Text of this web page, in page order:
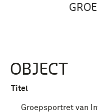
OBJECT
Titel
Groepsportret van